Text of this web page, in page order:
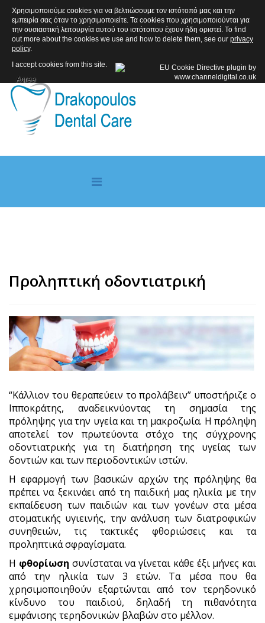
ΑΚΟΛΟΥΘΗΣΤΕ ΜΑΣ
Προληπτική οδοντιατρική
“Κάλλιον του θεραπεύειν το προλάβειν” υποστήριζε ο
Ιπποκράτης, αναδεικνύοντας τη σημασία της
πρόληψης για την υγεία και τη μακροζωία. Η πρόληψη
αποτελεί τον πρωτεύοντα στόχο της σύγχρονης
οδοντιατρικής για τη διατήρηση της υγείας των
δοντιών και των περιοδοντικών ιστών.
Η εφαρμογή των βασικών αρχών της πρόληψης θα
πρέπει να ξεκινάει από τη παιδική μας ηλικία με την
εκπαίδευση των παιδιών και των γονέων στα μέσα
στοματικής υγιεινής, την ανάλυση των διατροφικών
συνηθειών, τις τακτικές φθοριώσεις και τα
προληπτικά σφραγίσματα.
Η φθορίωση συνίσταται να γίνεται κάθε έξι μήνες και
από την ηλικία των 3 ετών. Τα μέσα που θα
χρησιμοποιηθούν εξαρτώνται από τον τερηδονικό
κίνδυνο του παιδιού, δηλαδή τη πιθανότητα
εμφάνισης τερηδονικών βλαβών στο μέλλον.
Χρησιμοποιούμε cookies για να βελτιώσουμε τον ιστότοπό μας και την
εμπειρία σας όταν το χρησιμοποιείτε. Τα cookies που χρησιμοποιούνται για
την ουσιαστική λειτουργία αυτού του ιστότοπου έχουν ήδη οριστεί. To find
out more about the cookies we use and how to delete them, see our privacy
policy.
I accept cookies from this site.
Agree